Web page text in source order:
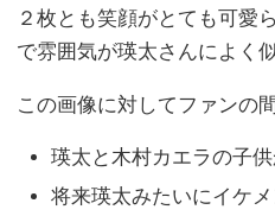
２枚とも笑顔がとても可愛
で雰囲気が瑛太さんによく
この画像に対してファンの
瑛太と木村カエラの子供
将来瑛太みたいにイケメ